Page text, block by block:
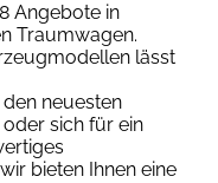
Angebote in
Traumwagen.
lässt
neuesten
sich für ein
bieten Ihnen eine